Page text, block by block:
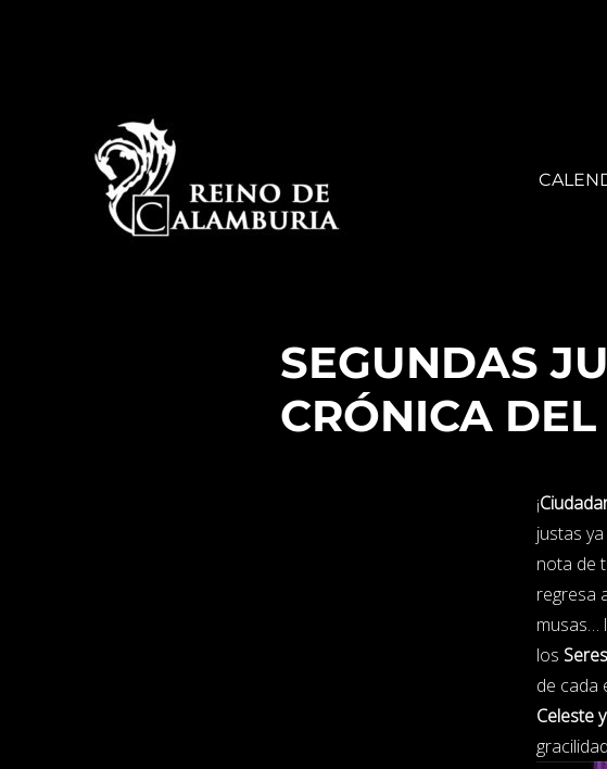
SEGUNDAS
CRÓNICA
¡
justas
nota de
regresa
musas…
los
de cada
Celeste